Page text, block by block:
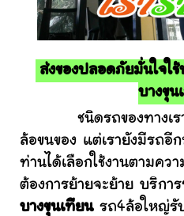
ส่งของปลอดภัยมั่นใจใ
บางขุน
ชนิดรถของทางเราก็
ล้อขนของ แต่เรายังมีรถอี
ท่านได้เลือกใช้งานตามคว
ต้องการย้ายจะย้าย บริการ
บางขุนเทียนรถ4ล้อใหญ่รั